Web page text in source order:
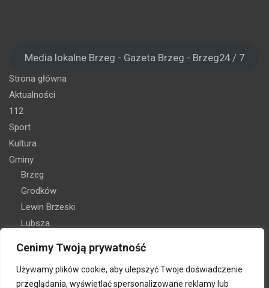
Cenimy Twoją prywatność
Używamy plików cookie, aby ulepszyć Twoje doświadczenie
przeglądania, wyświetlać spersonalizowane reklamy lub
Media lokalne Brzeg - Gazeta Brzeg - Brzeg24 / 7
Strona główna
Aktualności
112
Sport
Kultura
Gminy
Brzeg
Grodków
Lewin Brzeski
Lubsza
Skarbimierz
Oferta reklamy